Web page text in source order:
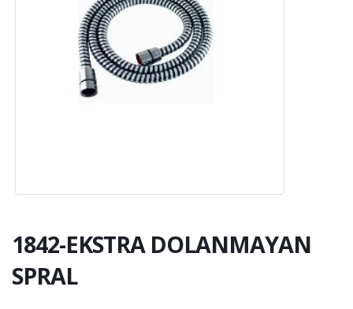
1842-EKSTRA DOLANMAYAN
SPRAL